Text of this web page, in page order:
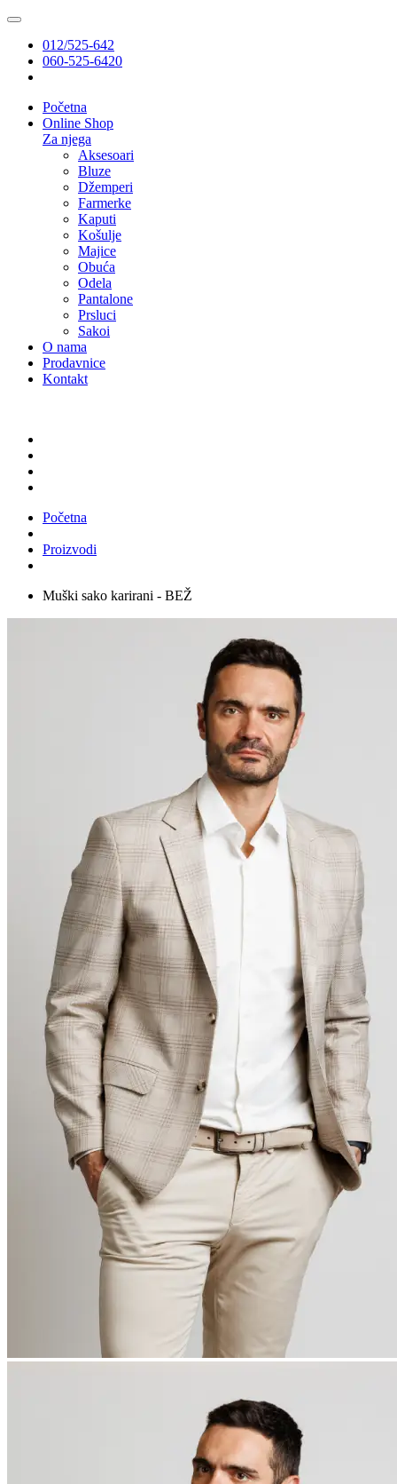
012/525-642
060-525-6420
Početna
Online Shop
Za njega
Aksesoari
Bluze
Džemperi
Farmerke
Kaputi
Košulje
Majice
Obuća
Odela
Pantalone
Prsluci
Sakoi
O nama
Prodavnice
Kontakt
Početna
Proizvodi
Muški sako karirani - BEŽ